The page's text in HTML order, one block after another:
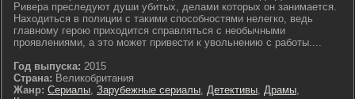
Ривера преследуют души убитых, делами которых он занимается.
Находиться в полиции с такими способностями нелегко, ведь
главному герою приходится справляться с необычными
проявлениями, а это может привести к увольнению с работы....
Год выпуска: 2015
Страна: Великобритания
Жанр: Сериалы, Зарубежные сериалы, Детективы, Драмы,